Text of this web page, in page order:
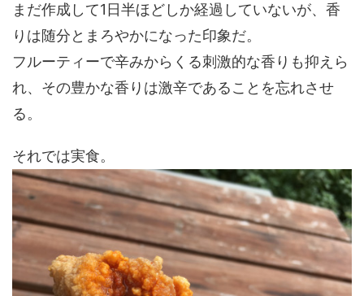
トを作り上げなくてはならない!! そんな強迫観念にも似た欲求のおもむくま
に成功した。 これ...
まだ作成して1日半ほどしか経過していないが、香
りは随分とまろやかになった印象だ。
フルーティーで辛みからくる刺激的な香りも抑えら
れ、その豊かな香りは激辛であることを忘れさせ
る。
それでは実食。